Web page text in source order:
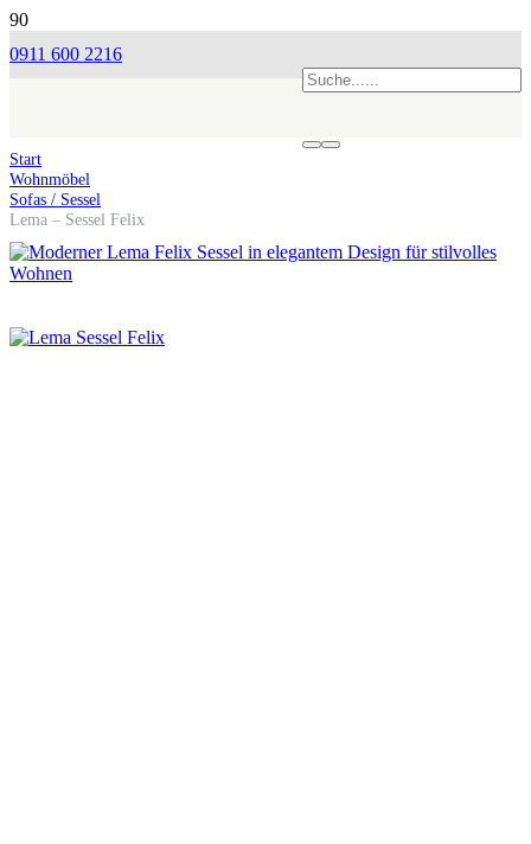
0911 600 2216
Start
Wohnmöbel
Sofas / Sessel
Lema – Sessel Felix